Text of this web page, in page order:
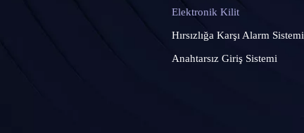
Elektronik Kilit
Hırsızlığa Karşı Alarm Sistemi
Anahtarsız Giriş Sistemi